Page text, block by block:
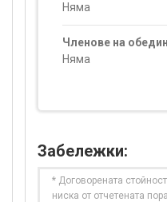
Няма
Членове на
Няма
Забележки:
* Договорената
ниска от отчетената